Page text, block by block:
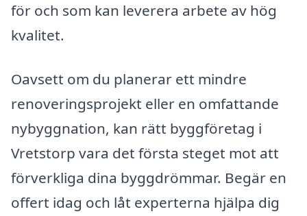
för och som kan leverera arbete av hög
kvalitet.
Oavsett om du planerar ett mindre
renoveringsprojekt eller en omfattande
nybyggnation, kan rätt byggföretag i
Vretstorp vara det första steget mot att
förverkliga dina byggdrömmar. Begär en
offert idag och låt experterna hjälpa dig